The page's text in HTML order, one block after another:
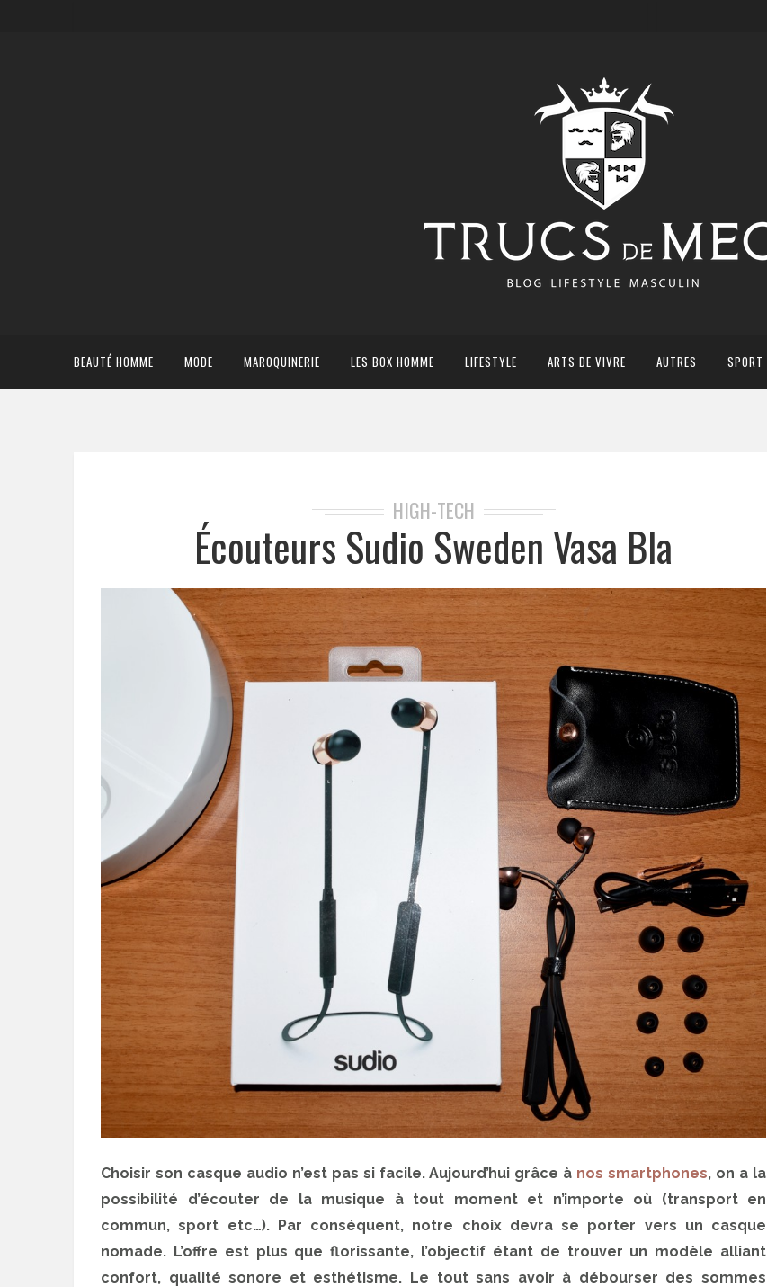
BEAUTÉ HOMME MODE MAROQUINERIE LES BOX HOMME LIFESTYLE ARTS DE VIVRE AUTRES SPORT
HIGH-TECH
Écouteurs Sudio Sweden Vasa Bla
Choisir son casque audio n’est pas si facile. Aujourd’hui grâce à nos smartphones, on a la
possibilité d’écouter de la musique à tout moment et n’importe où (transport en
commun, sport etc…). Par conséquent, notre choix devra se porter vers un casque
nomade. L’offre est plus que florissante, l’objectif étant de trouver un modèle alliant
confort, qualité sonore et esthétisme. Le tout sans avoir à débourser des sommes